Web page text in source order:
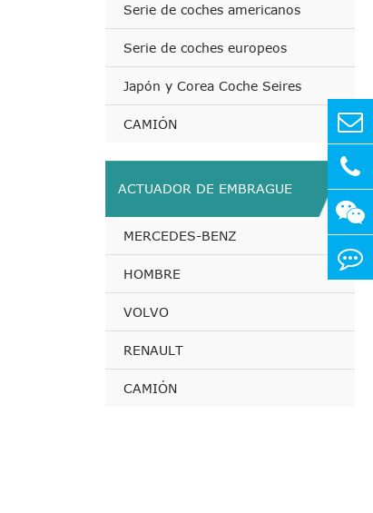
Serie de coches americanos
Serie de coches europeos
Japón y Corea Coche Seires
CAMIÓN
ACTUADOR DE EMBRAGUE
MERCEDES-BENZ
HOMBRE
VOLVO
RENAULT
CAMIÓN